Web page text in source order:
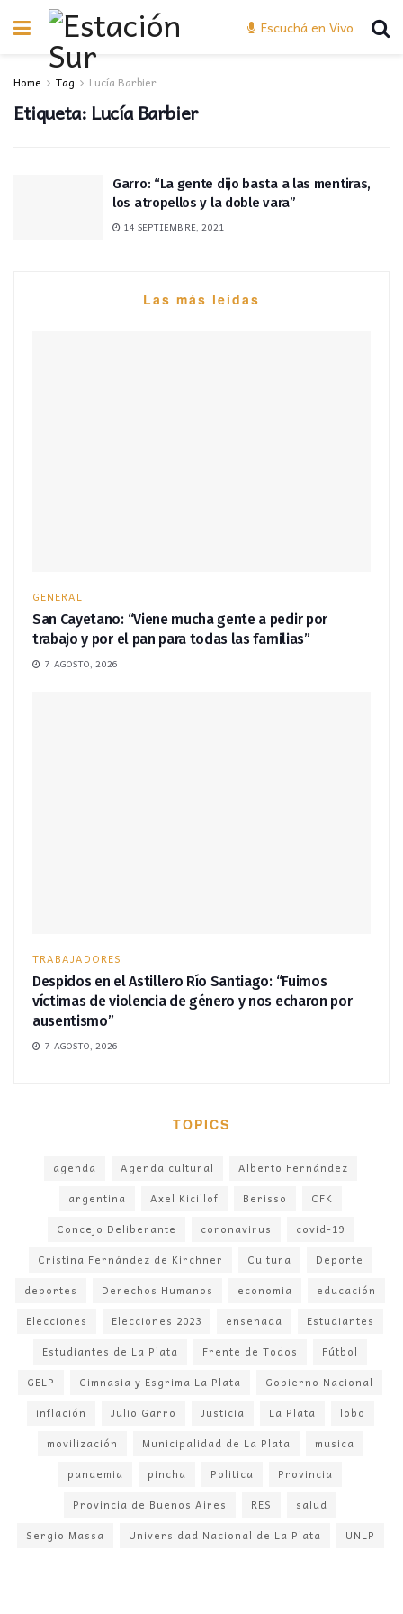
Escuchá en Vivo
Home Tag Lucía Barbier
Etiqueta:Lucía Barbier
Garro: “La gente dijo basta a las mentiras,
los atropellos y la doble vara”
14 SEPTIEMBRE, 2021
Las más leídas
GENERAL
San Cayetano: “Viene mucha gente a pedir por
trabajo y por el pan para todas las familias”
7 AGOSTO, 2026
TRABAJADORES
Despidos en el Astillero Río Santiago: “Fuimos
víctimas de violencia de género y nos echaron por
ausentismo”
7 AGOSTO, 2026
TOPICS
agenda Agenda cultural
Alberto Fernández
argentina
Axel Kicillof Berisso
CFK
Concejo Deliberante
coronavirus
covid-19
Cristina Fernández de Kirchner
Cultura
Deporte
deportes
Derechos Humanos economia
educación
Elecciones
Elecciones 2023 ensenada
Estudiantes
Estudiantes de La Plata
Frente de Todos
Fútbol
GELP
Gimnasia y Esgrima La Plata
Gobierno Nacional
inflación
Julio Garro Justicia La Plata
lobo
movilización
Municipalidad de La Plata
musica
pandemia
pincha Politica
Provincia
Provincia de Buenos Aires
RES
salud
Sergio Massa
Universidad Nacional de La Plata UNLP